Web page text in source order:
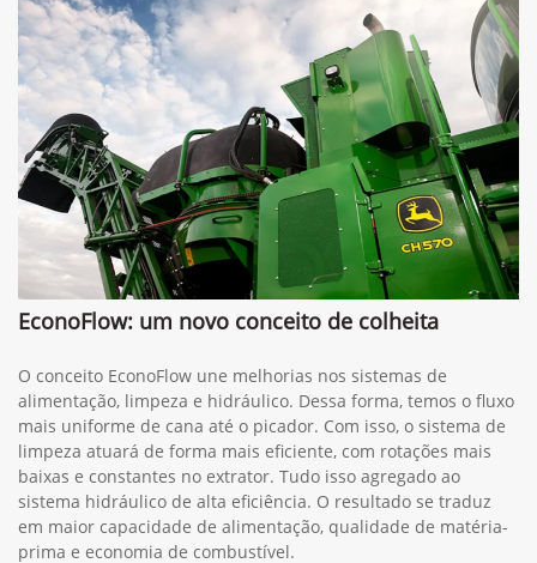
EconoFlow: um novo conceito de colheita
O conceito EconoFlow une melhorias nos sistemas de
alimentação, limpeza e hidráulico. Dessa forma, temos o fluxo
mais uniforme de cana até o picador. Com isso, o sistema de
limpeza atuará de forma mais eficiente, com rotações mais
baixas e constantes no extrator. Tudo isso agregado ao
sistema hidráulico de alta eficiência. O resultado se traduz
em maior capacidade de alimentação, qualidade de matéria-
prima e economia de combustível.